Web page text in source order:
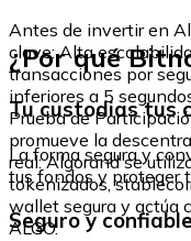
Antes de invertir en
clave: Alta
transacciones por
inferiores a 5
Prueba de
promueve la
real: Algorand se
tokenizados,
wallet segura y actúa
ALGO.
¿Por qué
Tu custodias tus
La forma segura y
tus fondos y proteger
Seguro y confiable